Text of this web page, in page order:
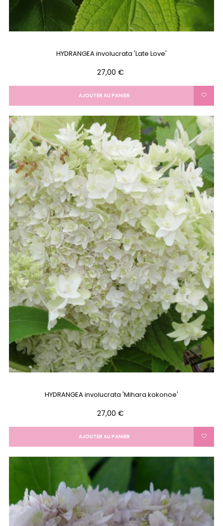
HYDRANGEA involucrata 'Late Love'
Prix
27,00 €
AJOUTER AU PANIER
HYDRANGEA involucrata 'Mihara kokonoe'
Prix
27,00 €
AJOUTER AU PANIER